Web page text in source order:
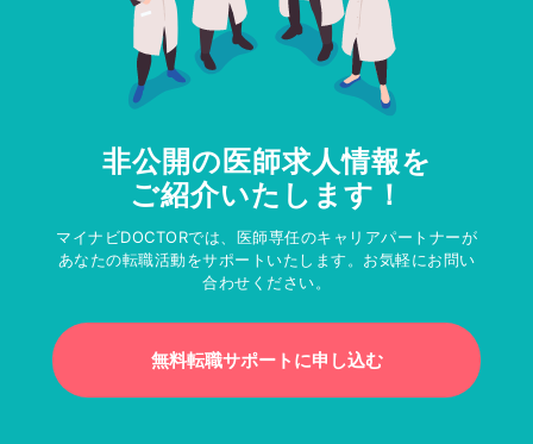
非公開の医師求人情報を
ご紹介いたします！
マイナビDOCTORでは、医師専任のキャリアパートナーが
あなたの転職活動をサポートいたします。お気軽にお問い
合わせください。
無料転職サポートに申し込む